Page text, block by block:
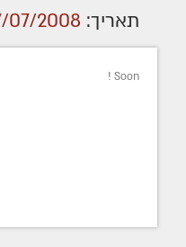
תאריך: 07/2008
Soon !